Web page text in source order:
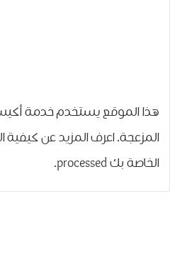
هذا الموقع يستخدم خدمة
المزعجة.اعرف المزيد عن كيفية
الخاصة بك processed
.